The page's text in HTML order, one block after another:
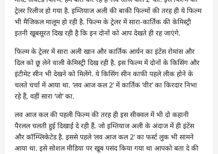
ट्रेलर रिलीज हो गया है. इम्तियाज अली की बाकी फिल्मों की तरह ही ये फिल्म
भी मैजिकल मालूम हो रही है. फिल्म के ट्रेलर में सारा-कार्तिक की केमिस्ट्री
इतनी खूबसूरत दिख रही है कि इन दोनों को आप देखते ही रह जाएंगे.
फिल्म के ट्रेलर में सारा अली खान और कार्तिक आर्यन का इंटेंस रोमांस और
दिल को छू लेने वाली केमिस्ट्री दिख रही है. इस फिल्म में दोनों के किसिंग और
इंटीमेट सीन भी देखने को मिलेंगे. ये किसिंग सीन काफी पहले लीक होने के
चलते चर्चा में आया था. ‘लव आज कल 2’ में कार्तिक ‘वीर’ का किरदार निभा
रहे हैं, वहीं सारा ‘जो’ का.
लव आज कल की पहली फिल्म की तरह ही इस सीक्वल में भी दो कहानी
पैरलल चलती हुई दिखाई दे रही हैं. जो इम्तियाज अली के अंदाज में ही इंटेंस
और कॉम्प्लिकेटेड है. इससे पहले ‘लव आज कल 2’ का फर्स्ट लुक भी सामने
आया था. इसे सोशल मीडिया पर खूब पसंद किया गया था आपको बता दे की